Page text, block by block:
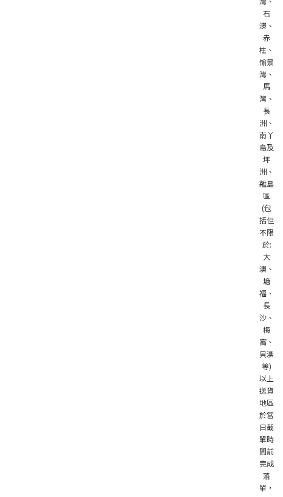
石
澳、
赤
柱、
愉景
灣、
馬
灣、
長
洲、
南丫
島及
坪
洲、
離島
區
(包
括但
不限
於:
大
澳、
塘
福、
長
沙、
梅
窩、
貝澳
等)
以上
送貨
地區
於當
日截
單時
間前
完成
落
單，